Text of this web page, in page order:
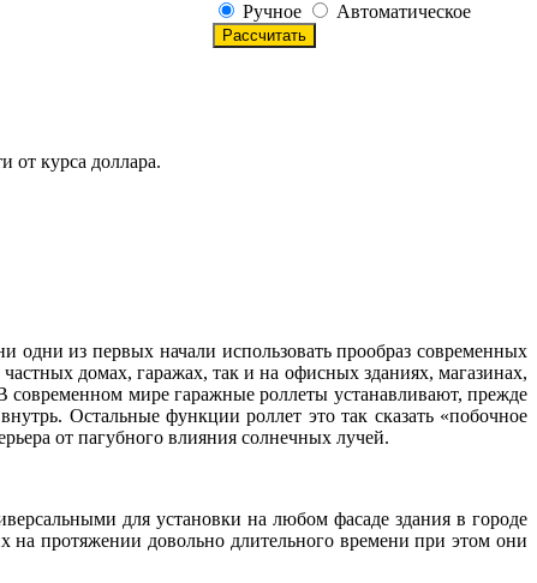
Ручное
Автоматическое
от курса доллара.
из первых начали использовать прообраз современных
домах, гаражах, так и на офисных зданиях, магазинах,
современном мире гаражные роллеты устанавливают, прежде
Остальные функции роллет это так сказать «побочное
от пагубного влияния солнечных лучей.
для установки на любом фасаде здания в городе
на протяжении довольно длительного времени при этом они